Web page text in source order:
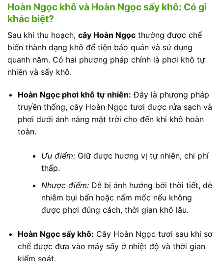
Hoàn Ngọc khô và Hoàn Ngọc sấy khô: Có gì
khác biệt?
Sau khi thu hoạch, cây Hoàn Ngọc thường được chế
biến thành dạng khô để tiện bảo quản và sử dụng
quanh năm. Có hai phương pháp chính là phơi khô tự
nhiên và sấy khô.
Hoàn Ngọc phơi khô tự nhiên: Đây là phương pháp
truyền thống, cây Hoàn Ngọc tươi được rửa sạch và
phơi dưới ánh nắng mặt trời cho đến khi khô hoàn
toàn.
Ưu điểm:Giữ được hương vị tự nhiên, chi phí
thấp.
Nhược điểm:Dễ bị ảnh hưởng bởi thời tiết, dễ
nhiễm bụi bẩn hoặc nấm mốc nếu không
được phơi đúng cách, thời gian khô lâu.
Hoàn Ngọc sấy khô: Cây Hoàn Ngọc tươi sau khi sơ
chế được đưa vào máy sấy ở nhiệt độ và thời gian
kiểm soát.